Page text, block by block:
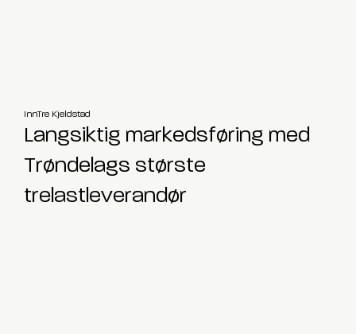
InnTre Kjeldstad
Langsiktig markedsføring med
Trøndelags største
trelastleverandør